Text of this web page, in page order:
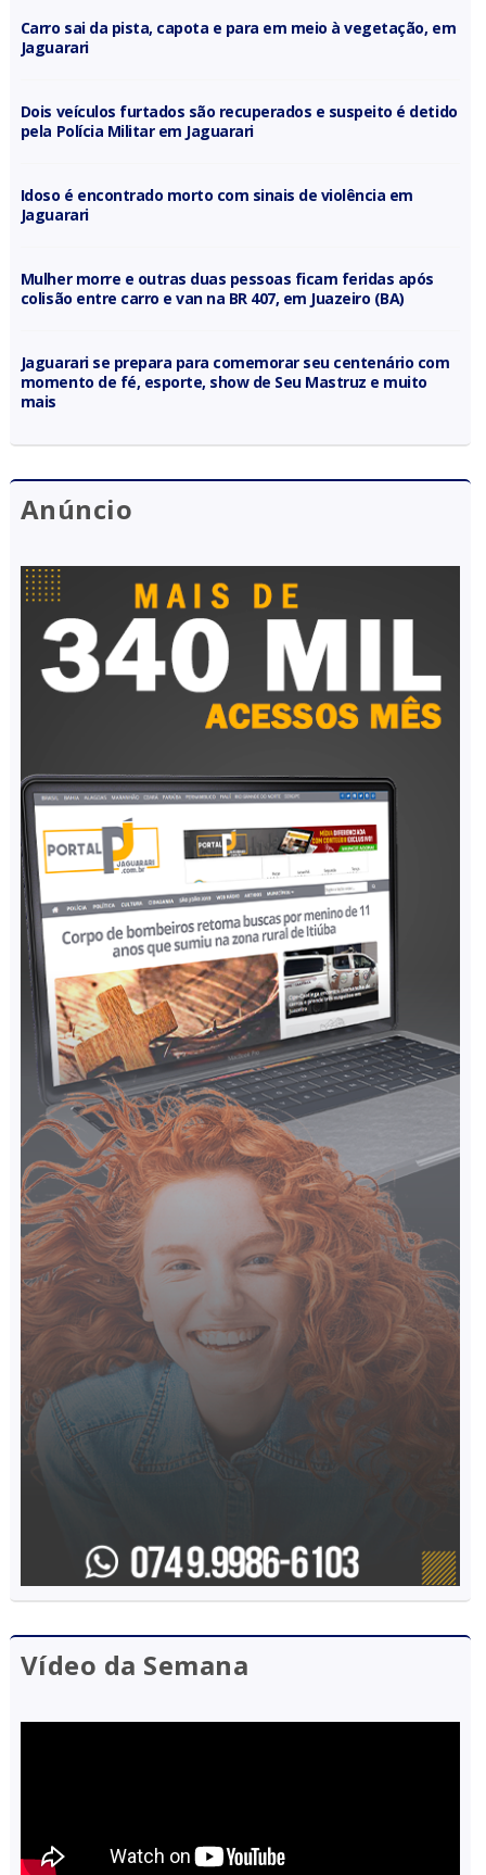
Carro sai da pista, capota e para em meio à vegetação, em
Jaguarari
Dois veículos furtados são recuperados e suspeito é detido
pela Polícia Militar em Jaguarari
Idoso é encontrado morto com sinais de violência em
Jaguarari
Mulher morre e outras duas pessoas ficam feridas após
colisão entre carro e van na BR 407, em Juazeiro (BA)
Jaguarari se prepara para comemorar seu centenário com
momento de fé, esporte, show de Seu Mastruz e muito
mais
Anúncio
Vídeo da Semana